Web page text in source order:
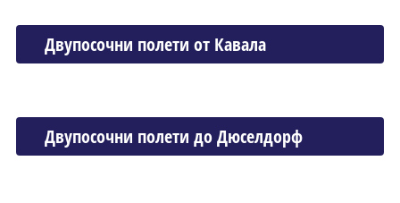
Двупосочни полети от Кавала
Двупосочни полети до Дюселдорф